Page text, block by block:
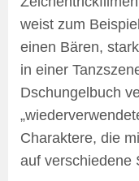
weist zum
einen Bären,
in einer
Dschungelbuch
Charaktere, die
auf verschiedene